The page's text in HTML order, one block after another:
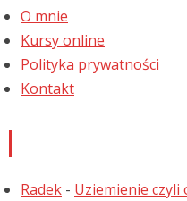
O mnie
Kursy online
Polityka prywatności
Kontakt
Radek - Uziemienie czyli